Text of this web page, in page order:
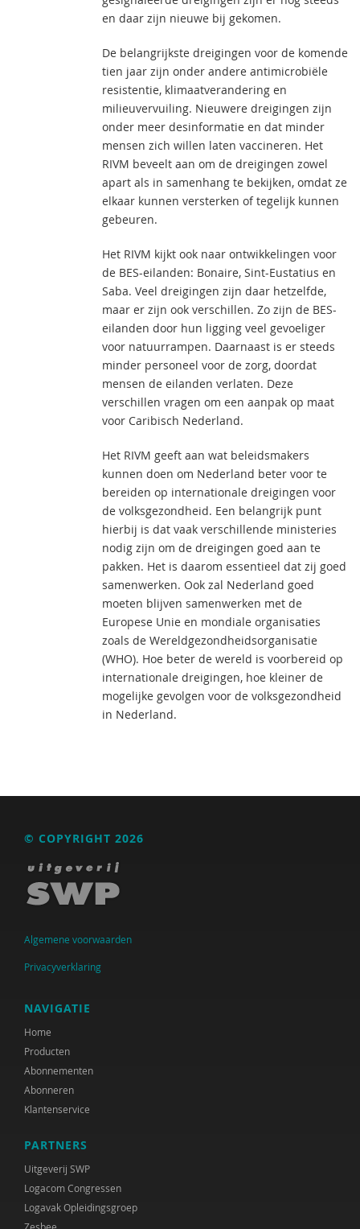
en daar zijn nieuwe bij gekomen.
De belangrijkste dreigingen voor de komende
tien jaar zijn onder andere antimicrobiële
resistentie, klimaatverandering en
milieuvervuiling. Nieuwere dreigingen zijn
onder meer desinformatie en dat minder
mensen zich willen laten vaccineren. Het
RIVM beveelt aan om de dreigingen zowel
apart als in samenhang te bekijken, omdat ze
elkaar kunnen versterken of tegelijk kunnen
gebeuren.
Het RIVM kijkt ook naar ontwikkelingen voor
de BES-eilanden: Bonaire, Sint-Eustatius en
Saba. Veel dreigingen zijn daar hetzelfde,
maar er zijn ook verschillen. Zo zijn de BES-
eilanden door hun ligging veel gevoeliger
voor natuurrampen. Daarnaast is er steeds
minder personeel voor de zorg, doordat
mensen de eilanden verlaten. Deze
verschillen vragen om een aanpak op maat
voor Caribisch Nederland.
Het RIVM geeft aan wat beleidsmakers
kunnen doen om Nederland beter voor te
bereiden op internationale dreigingen voor
de volksgezondheid. Een belangrijk punt
hierbij is dat vaak verschillende ministeries
nodig zijn om de dreigingen goed aan te
pakken. Het is daarom essentieel dat zij goed
samenwerken. Ook zal Nederland goed
moeten blijven samenwerken met de
Europese Unie en mondiale organisaties
zoals de Wereldgezondheidsorganisatie
(WHO). Hoe beter de wereld is voorbereid op
internationale dreigingen, hoe kleiner de
mogelijke gevolgen voor de volksgezondheid
in Nederland.
© COPYRIGHT 2026
Algemene voorwaarden
Privacyverklaring
NAVIGATIE
Home
Producten
Abonnementen
Abonneren
Klantenservice
PARTNERS
Uitgeverij SWP
Logacom Congressen
Logavak Opleidingsgroep